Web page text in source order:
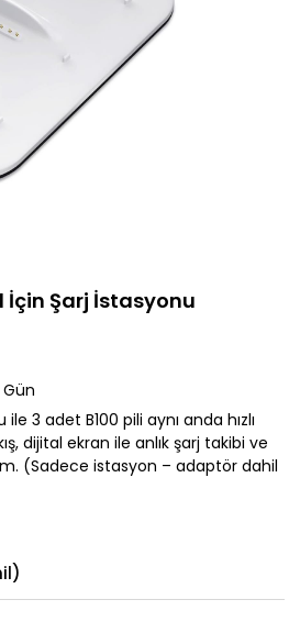
İçin Şarj İstasyonu
Gün
ile 3 adet B100 pili aynı anda hızlı
dijital ekran ile anlık şarj takibi ve
(Sadece istasyon – adaptör dahil